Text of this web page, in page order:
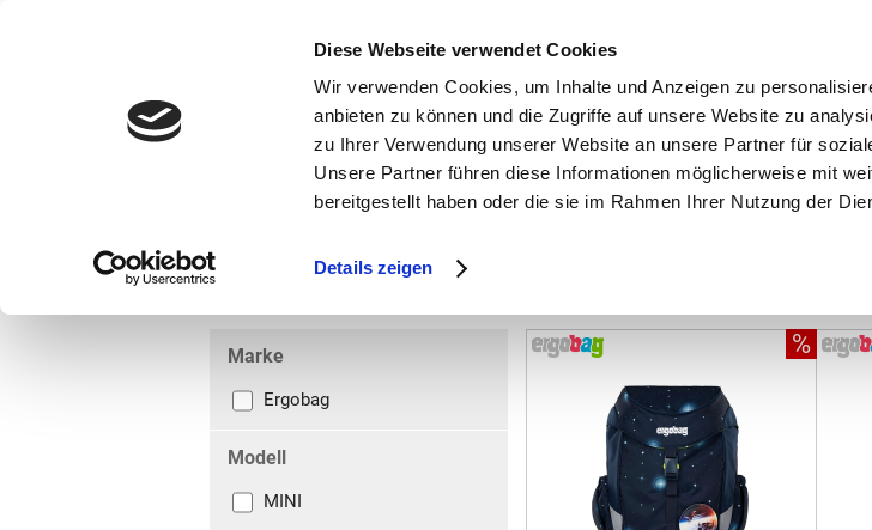
Diese Webseite verwendet Cookies
Wir verwenden Cookies, um Inhalte und Anzeigen zu
anbieten zu können und die Zugriffe auf unsere Website zu
zu Ihrer Verwendung unserer Website an unsere Partner für
Unsere Partner führen diese Informationen möglicherweise mit
bereitgestellt haben oder die sie im Rahmen Ihrer Nutzung der
Details zeigen
bestellen und ausdrucken
3 x täglich an Werktagen!
Marke
Ergobag
Modell
MINI
%